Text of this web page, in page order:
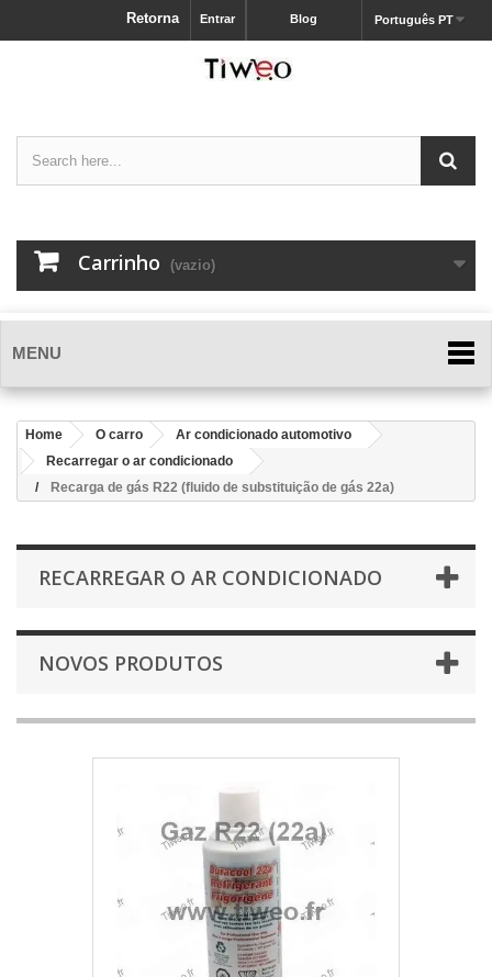
Português PT
Blog
Entrar
Retorna
Carrinho (vazio)
MENU
Home O carro
Ar condicionado automotivo
Recarregar o ar condicionado
Recarga de gás R22 (fluido de substituição de gás 22a)
RECARREGAR O AR CONDICIONADO
NOVOS PRODUTOS